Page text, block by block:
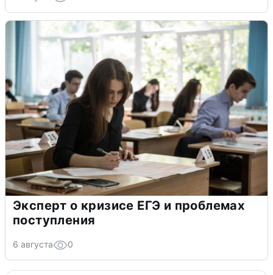
Эксперт о кризисе ЕГЭ и проблемах
поступления
6 августа 0